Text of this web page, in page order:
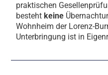
praktischen
bestehtkeine
Wohnheim der Lorenz-
Unterbringung ist in